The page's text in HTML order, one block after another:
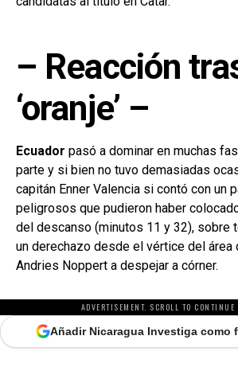
– Reacción
‘oranje’ –
Ecuador pasó a dominar en muchas
parte y si bien no tuvo demasiadas
capitán Enner Valencia si contó con un
peligrosos que pudieron haber
del descanso (minutos 11 y 32), sobre
un derechazo desde el vértice del área
Andries Noppert a despejar a córner.
ADVERTISEMENT. SCROLL TO CONTINUE
Añadir Nicaragua Investiga como